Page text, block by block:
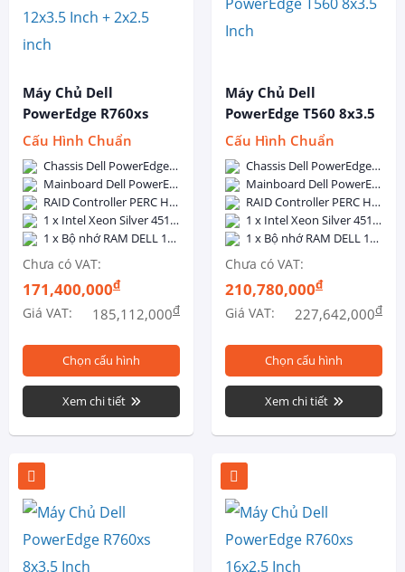
Máy Chủ Dell
PowerEdge R760xs
12x3.5 Inch + 2x2.5
Inch
Cấu Hình Chuẩn
Chassis Dell PowerEdge R760xs 12x3.5 inch + 2x2.5 inch - 2x800W Hotplug
Mainboard Dell PowerEdge R760xs
RAID Controller PERC H755
1 x Intel Xeon Silver 4510 (12C/24T, 2.4GHz, 30MB Cache, 150W, DDR5-4400)
1 x Bộ nhớ RAM DELL 16GB DDR5 5600MHz ECC Registered DIMM
Chưa có VAT:
171,400,000đ
Giá VAT: 185,112,000đ
Chọn cấu hình
Xem chi tiết
Máy Chủ Dell
PowerEdge T560 8x3.5
Inch
Cấu Hình Chuẩn
Chassis Dell PowerEdge T560 8x3.5inch - 1 x 1400W Hot Plug PSU
Mainboard Dell PowerEdge T560
RAID Controller PERC H755
1 x Intel Xeon Silver 4510 (12C/24T, 2.4GHz, 30MB Cache, 150W, DDR5-4400)
1 x Bộ nhớ RAM DELL 16GB DDR5 5600MHz ECC Registered DIMM
Chưa có VAT:
210,780,000đ
Giá VAT: 227,642,000đ
Chọn cấu hình
Xem chi tiết